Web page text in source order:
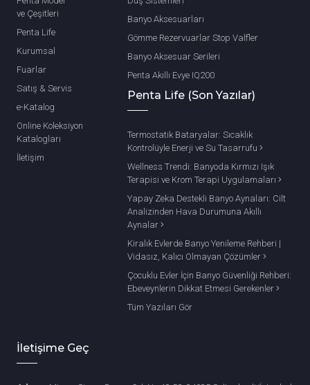
ve Çeşitleri
Penta Life
Kurumsal
Fuarlar
Satış & Servis
e-Katalog
Online Koleksiyon
Katalogları
İletişim
Banyo Aksesuarları
Gömme Rezervuarlar Stop Valfler
Banyo Aksesuar Serileri
Penta Akıllı Evye IQ200
Penta Life (Son Yazılar)
Termostatik Bataryalar: Sıcaklık
Kontrolüyle Enerji ve Su Tasarrufu
Wellness Trendi: Banyoda Kırmızı Işık
Terapisi ve Krom Terapi Uygulamaları
Yapay Zeka Destekli Banyo Aynaları: Cilt
Analizinden Hava Durumuna Akıllı
Aynalar
Kiralık Evlerde Banyo Yenileme Rehberi |
Vidasız, Kalıcı Olmayan Çözümler
Çocuklu Evler İçin Banyo Güvenliği Rehberi:
Ebeveynlerin Dikkat Etmesi Gerekenler
Tüm Yazıları Gör
İletişime Geç